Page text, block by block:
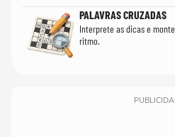
PALAVRAS CRUZADAS
Interprete as dicas e
ritmo.